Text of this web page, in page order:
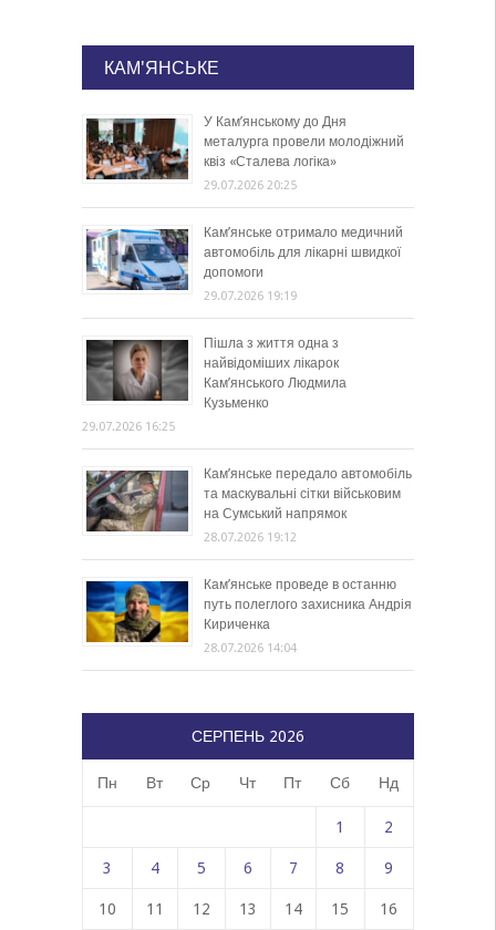
КАМ'ЯНСЬКЕ
У Кам’янському до Дня
металурга провели молодіжний
квіз «Сталева логіка»
29.07.2026 20:25
Кам’янське отримало медичний
автомобіль для лікарні швидкої
допомоги
29.07.2026 19:19
Пішла з життя одна з
найвідоміших лікарок
Кам’янського Людмила
Кузьменко
29.07.2026 16:25
Кам’янське передало автомобіль
та маскувальні сітки військовим
на Сумський напрямок
28.07.2026 19:12
Кам’янське проведе в останню
путь полеглого захисника Андрія
Кириченка
28.07.2026 14:04
СЕРПЕНЬ 2026
Пн Вт Ср Чт Пт Сб Нд
1 2
3 4 5 6 7 8 9
10 11 12 13 14 15 16